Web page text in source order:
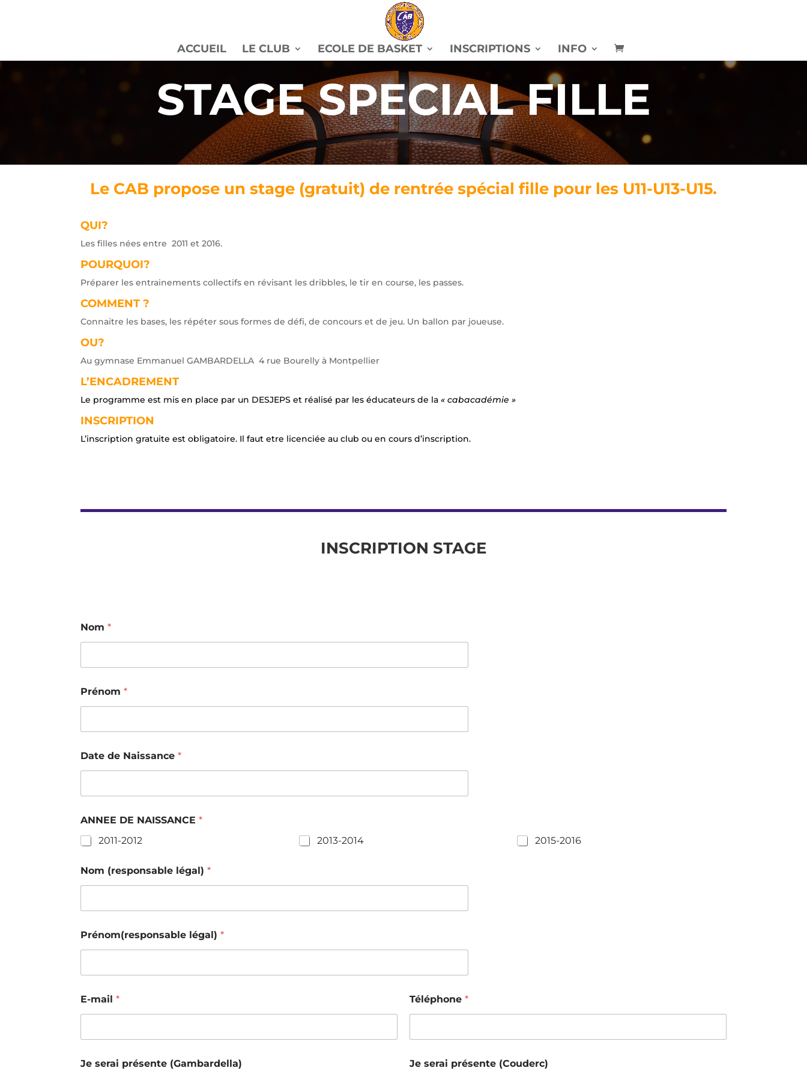
ACCUEIL LE CLUB ECOLE DE BASKET INSCRIPTIONS INFO
STAGE SPECIAL FILLE
Le CAB propose un stage (gratuit) de rentrée spécial fille pour les U11-U13-U15.
QUI?
Les filles nées entre 2011 et 2016.
POURQUOI?
Préparer les entrainements collectifs en révisant les dribbles, le tir en course, les passes.
COMMENT ?
Connaitre les bases, les répéter sous formes de défi, de concours et de jeu. Un ballon par joueuse.
OU?
Au gymnase Emmanuel GAMBARDELLA 4 rue Bourelly à Montpellier
L’ENCADREMENT
Le programme est mis en place par un DESJEPS et réalisé par les éducateurs de la« cabacadémie »
INSCRIPTION
L’inscription gratuite est obligatoire. Il faut etre licenciée au club ou en cours d’inscription.
INSCRIPTION STAGE
Nom*
Prénom*
Date de Naissance*
ANNEE DE NAISSANCE*
2011-2012
2013-2014 2015-2016
Nom (responsable légal)*
Prénom(responsable légal)*
E-mail*
Je serai présente (Gambardella)
Téléphone *
Je serai présente (Couderc)